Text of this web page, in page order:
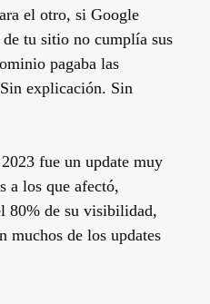
el otro, si Google
de tu sitio no cumplía sus
pagaba las
explicación. Sin
fue un update muy
a los que afectó,
80% de su visibilidad,
muchos de los updates